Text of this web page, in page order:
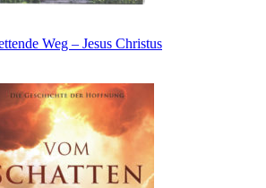
Weg – Jesus Christus